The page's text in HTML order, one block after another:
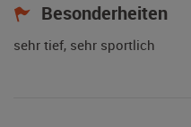
Besonderheiten
sehr tief, sehr sportlich